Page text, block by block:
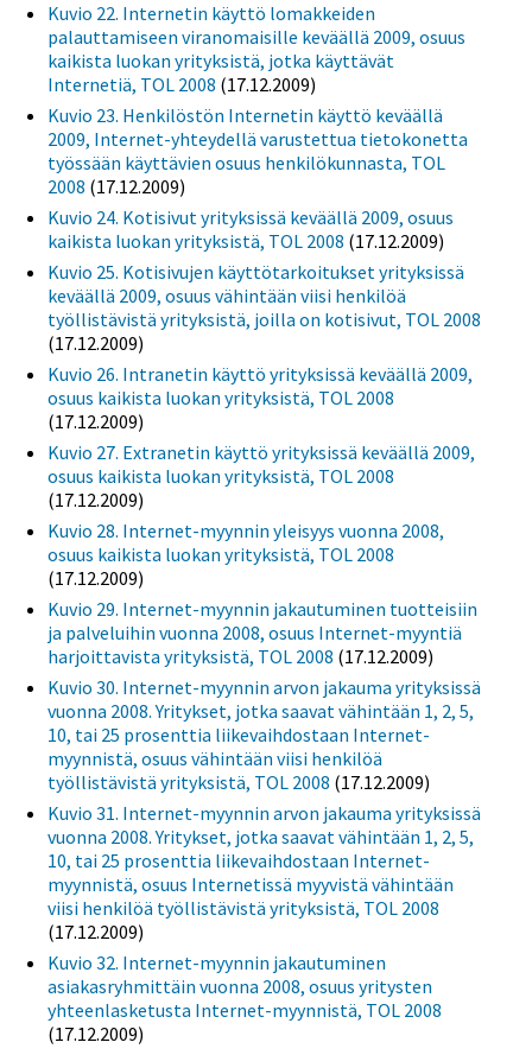
Kuvio 22. Internetin käyttö lomakkeiden
palauttamiseen viranomaisille keväällä 2009, osuus
kaikista luokan yrityksistä, jotka käyttävät
Internetiä, TOL 2008 (17.12.2009)
Kuvio 23. Henkilöstön Internetin käyttö keväällä
2009, Internet-yhteydellä varustettua tietokonetta
työssään käyttävien osuus henkilökunnasta, TOL
2008 (17.12.2009)
Kuvio 24. Kotisivut yrityksissä keväällä 2009, osuus
kaikista luokan yrityksistä, TOL 2008 (17.12.2009)
Kuvio 25. Kotisivujen käyttötarkoitukset yrityksissä
keväällä 2009, osuus vähintään viisi henkilöä
työllistävistä yrityksistä, joilla on kotisivut, TOL 2008
(17.12.2009)
Kuvio 26. Intranetin käyttö yrityksissä keväällä 2009,
osuus kaikista luokan yrityksistä, TOL 2008
(17.12.2009)
Kuvio 27. Extranetin käyttö yrityksissä keväällä 2009,
osuus kaikista luokan yrityksistä, TOL 2008
(17.12.2009)
Kuvio 28. Internet-myynnin yleisyys vuonna 2008,
osuus kaikista luokan yrityksistä, TOL 2008
(17.12.2009)
Kuvio 29. Internet-myynnin jakautuminen tuotteisiin
ja palveluihin vuonna 2008, osuus Internet-myyntiä
harjoittavista yrityksistä, TOL 2008 (17.12.2009)
Kuvio 30. Internet-myynnin arvon jakauma yrityksissä
vuonna 2008. Yritykset, jotka saavat vähintään 1, 2, 5,
10, tai 25 prosenttia liikevaihdostaan Internet-
myynnistä, osuus vähintään viisi henkilöä
työllistävistä yrityksistä, TOL 2008 (17.12.2009)
Kuvio 31. Internet-myynnin arvon jakauma yrityksissä
vuonna 2008. Yritykset, jotka saavat vähintään 1, 2, 5,
10, tai 25 prosenttia liikevaihdostaan Internet-
myynnistä, osuus Internetissä myyvistä vähintään
viisi henkilöä työllistävistä yrityksistä, TOL 2008
(17.12.2009)
Kuvio 32. Internet-myynnin jakautuminen
asiakasryhmittäin vuonna 2008, osuus yritysten
yhteenlasketusta Internet-myynnistä, TOL 2008
(17.12.2009)